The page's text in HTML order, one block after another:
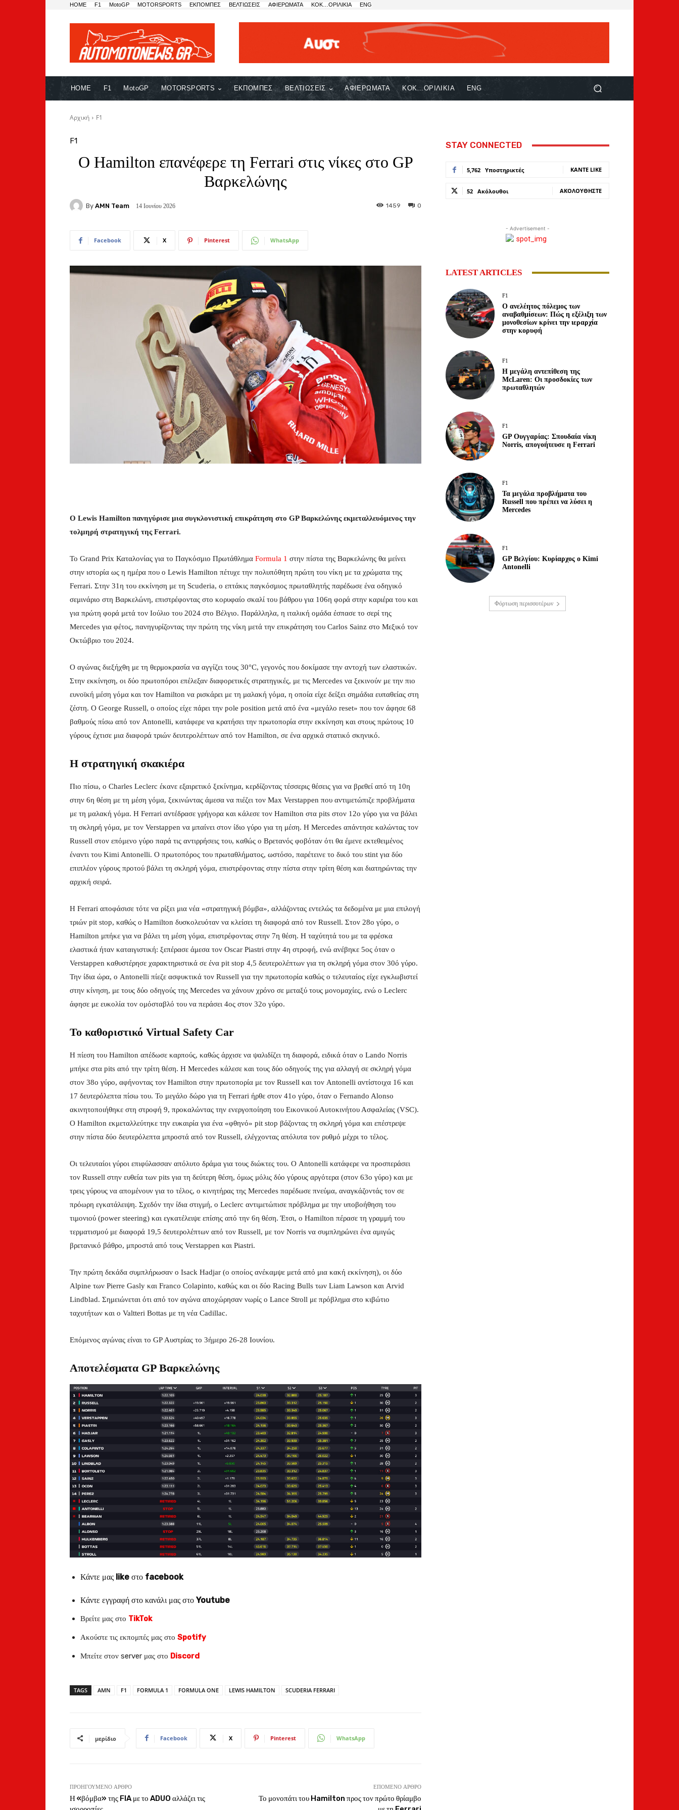
HOME F1 MotoGP MOTORSPORTS ΕΚΠΟΜΠΕΣ ΒΕΛΤΙΩΣΕΙΣ ΑΦΙΕΡΩΜΑΤΑ ΚΟΚ…ΟΡΙΛΙΚΙΑ ENG
HOME F1 MotoGP MOTORSPORTS ΕΚΠΟΜΠΕΣ ΒΕΛΤΙΩΣΕΙΣ ΑΦΙΕΡΩΜΑΤΑ ΚΟΚ…ΟΡΙΛΙΚΙΑ ENG
Αρχική F1
F1
O Hamilton επανέφερε τη Ferrari στις νίκες στο GP
Βαρκελώνης
By AMN Team 14 Ιουνίου 2026 0
1459
Facebook X Pinterest WhatsApp
Ο Lewis Hamilton πανηγύρισε μια συγκλονιστική επικράτηση στo GP Βαρκελώνης εκμεταλλευόμενος την
τολμηρή στρατηγική της Ferrari.
Το Grand Prix Καταλονίας για το Παγκόσμιο Πρωτάθλημα Formula 1 στην πίστα της Βαρκελώνης θα μείνει
στην ιστορία ως η ημέρα που ο Lewis Hamilton πέτυχε την πολυπόθητη πρώτη του νίκη με τα χρώματα της
Ferrari. Στην 31η του εκκίνηση με τη Scuderia, ο επτάκις παγκόσμιος πρωταθλητής παρέδωσε ένα οδηγικό
σεμινάριο στη Βαρκελώνη, επιστρέφοντας στο κορυφαίο σκαλί του βάθρου για 106η φορά στην καριέρα του και
για πρώτη φορά μετά τον Ιούλιο του 2024 στο Βέλγιο. Παράλληλα, η ιταλική ομάδα έσπασε το σερί της
Mercedes για φέτος, πανηγυρίζοντας την πρώτη της νίκη μετά την επικράτηση του Carlos Sainz στο Μεξικό τον
Οκτώβριο του 2024.
Ο αγώνας διεξήχθη με τη θερμοκρασία να αγγίζει τους 30°C, γεγονός που δοκίμασε την αντοχή των ελαστικών.
Στην εκκίνηση, οι δύο πρωτοπόροι επέλεξαν διαφορετικές στρατηγικές, με τις Mercedes να ξεκινούν με την πιο
ευνοϊκή μέση γόμα και τον Hamilton να ρισκάρει με τη μαλακή γόμα, η οποία είχε δείξει σημάδια ευπαθείας στη
ζέστη. Ο George Russell, ο οποίος είχε πάρει την pole position μετά από ένα «μεγάλο reset» που τον άφησε 68
βαθμούς πίσω από τον Antonelli, κατάφερε να κρατήσει την πρωτοπορία στην εκκίνηση και στους πρώτους 10
γύρους έχτισε μια διαφορά τριών δευτερολέπτων από τον Hamilton, σε ένα αρχικά στατικό σκηνικό.
Η στρατηγική σκακιέρα
Πιο πίσω, ο Charles Leclerc έκανε εξαιρετικό ξεκίνημα, κερδίζοντας τέσσερις θέσεις για να βρεθεί από τη 10η
στην 6η θέση με τη μέση γόμα, ξεκινώντας άμεσα να πιέζει τον Max Verstappen που αντιμετώπιζε προβλήματα
με τη μαλακή γόμα. Η Ferrari αντέδρασε γρήγορα και κάλεσε τον Hamilton στα pits στον 12ο γύρο για να βάλει
τη σκληρή γόμα, με τον Verstappen να μπαίνει στον ίδιο γύρο για τη μέση. Η Mercedes απάντησε καλώντας τον
Russell στον επόμενο γύρο παρά τις αντιρρήσεις του, καθώς ο Βρετανός φοβόταν ότι θα έμενε εκτεθειμένος
έναντι του Kimi Antonelli. Ο πρωτοπόρος του πρωταθλήματος, ωστόσο, παρέτεινε το δικό του stint για δύο
επιπλέον γύρους προτού βάλει τη σκληρή γόμα, επιστρέφοντας στην πίστα στην τρίτη θέση και διατηρώντας την
αρχική σειρά.
Η Ferrari αποφάσισε τότε να ρίξει μια νέα «στρατηγική βόμβα», αλλάζοντας εντελώς τα δεδομένα με μια επιλογή
τριών pit stop, καθώς ο Hamilton δυσκολευόταν να κλείσει τη διαφορά από τον Russell. Στον 28ο γύρο, ο
Hamilton μπήκε για να βάλει τη μέση γόμα, επιστρέφοντας στην 7η θέση. Η ταχύτητά του με τα φρέσκα
ελαστικά ήταν καταιγιστική: ξεπέρασε άμεσα τον Oscar Piastri στην 4η στροφή, ενώ ανέβηκε 5ος όταν ο
Verstappen καθυστέρησε χαρακτηριστικά σε ένα pit stop 4,5 δευτερολέπτων για τη σκληρή γόμα στον 30ό γύρο.
Την ίδια ώρα, ο Antonelli πίεζε ασφυκτικά τον Russell για την πρωτοπορία καθώς ο τελευταίος είχε εγκλωβιστεί
στην κίνηση, με τους δύο οδηγούς της Mercedes να χάνουν χρόνο σε μεταξύ τους μονομαχίες, ενώ ο Leclerc
άφησε με ευκολία τον ομόσταβλό του να περάσει 4ος στον 32ο γύρο.
Το καθοριστικό Virtual Safety Car
Η πίεση του Hamilton απέδωσε καρπούς, καθώς άρχισε να ψαλιδίζει τη διαφορά, ειδικά όταν ο Lando Norris
μπήκε στα pits από την τρίτη θέση. Η Mercedes κάλεσε και τους δύο οδηγούς της για αλλαγή σε σκληρή γόμα
στον 38ο γύρο, αφήνοντας τον Hamilton στην πρωτοπορία με τον Russell και τον Antonelli αντίστοιχα 16 και
17 δευτερόλεπτα πίσω του. Το μεγάλο δώρο για τη Ferrari ήρθε στον 41ο γύρο, όταν ο Fernando Alonso
ακινητοποιήθηκε στη στροφή 9, προκαλώντας την ενεργοποίηση του Εικονικού Αυτοκινήτου Ασφαλείας (VSC).
Ο Hamilton εκμεταλλεύτηκε την ευκαιρία για ένα «φθηνό» pit stop βάζοντας τη σκληρή γόμα και επέστρεψε
στην πίστα δύο δευτερόλεπτα μπροστά από τον Russell, ελέγχοντας απόλυτα τον ρυθμό μέχρι το τέλος.
Οι τελευταίοι γύροι επιφύλασσαν απόλυτο δράμα για τους διώκτες του. Ο Antonelli κατάφερε να προσπεράσει
τον Russell στην ευθεία των pits για τη δεύτερη θέση, όμως μόλις δύο γύρους αργότερα (στον 63ο γύρο) και με
τρεις γύρους να απομένουν για το τέλος, ο κινητήρας της Mercedes παρέδωσε πνεύμα, αναγκάζοντάς τον σε
πρόωρη εγκατάλειψη. Σχεδόν την ίδια στιγμή, ο Leclerc αντιμετώπισε πρόβλημα με την υποβοήθηση του
τιμονιού (power steering) και εγκατέλειψε επίσης από την 6η θέση. Έτσι, ο Hamilton πέρασε τη γραμμή του
τερματισμού με διαφορά 19,5 δευτερολέπτων από τον Russell, με τον Norris να συμπληρώνει ένα αμιγώς
βρετανικό βάθρο, μπροστά από τους Verstappen και Piastri.
Την πρώτη δεκάδα συμπλήρωσαν ο Isack Hadjar (ο οποίος ανέκαμψε μετά από μια κακή εκκίνηση), οι δύο
Alpine των Pierre Gasly και Franco Colapinto, καθώς και οι δύο Racing Bulls των Liam Lawson και Arvid
Lindblad. Σημειώνεται ότι από τον αγώνα αποχώρησαν νωρίς ο Lance Stroll με πρόβλημα στο κιβώτιο
ταχυτήτων και ο Valtteri Bottas με τη νέα Cadillac.
Επόμενος αγώνας είναι το GP Αυστρίας το 3ήμερο 26-28 Ιουνίου.
Αποτελέσματα GP Βαρκελώνης
Κάντε μας like στο facebook
Κάντε εγγραφή στο κανάλι μας στο Youtube
Βρείτε μας στο TikTok
Ακούστε τις εκπομπές μας στο Spotify
Μπείτε στον server μας στο Discord
TAGS AMN F1 FORMULA 1 FORMULA ONE LEWIS HAMILTON SCUDERIA FERRARI
μερίδιο Facebook X Pinterest WhatsApp
ΠΡΟΗΓΟΎΜΕΝΟ ΆΡΘΡΟ
Η «βόμβα» της FIA με το ADUO αλλάζει τις
ΕΠΌΜΕΝΟ ΆΡΘΡΟ
Το μονοπάτι του Hamilton προς τον πρώτο θρίαμβο
STAY CONNECTED
5,762 Υποστηρικτές ΚΆΝΤΕ LIKE
52 Ακόλουθοι ΑΚΟΛΟΥΘΉΣΤΕ
- Advertisement -
LATEST ARTICLES
F1
Ο ανελέητος πόλεμος των
αναβαθμίσεων: Πώς η εξέλιξη των
μονοθεσίων κρίνει την ιεραρχία
στην κορυφή
F1
Η μεγάλη αντεπίθεση της
McLaren: Οι προσδοκίες των
πρωταθλητών
F1
GP Ουγγαρίας: Σπουδαία νίκη
Norris, απογοήτευσε η Ferrari
F1
Τα μεγάλα προβλήματα του
Russell που πρέπει να λύσει η
Mercedes
F1
GP Βελγίου: Κυρίαρχος ο Kimi
Antonelli
Φόρτωση περισσοτέρων